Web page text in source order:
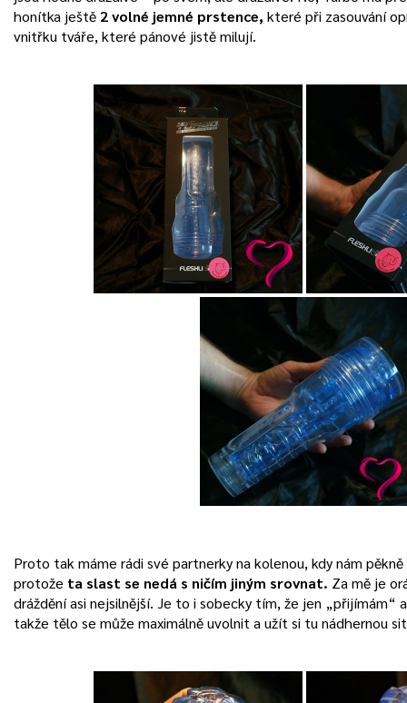
honítka ještě 2 volné jemné prstence, které při zasouvání
vnitřku tváře, které pánové jistě milují.
Proto tak máme rádi své partnerky na kolenou, kdy nám
protože ta slast se nedá s ničím jiným srovnat. Za mě je
dráždění asi nejsilnější. Je to i sobecky tím, že jen „přijímám“
takže tělo se může maximálně uvolnit a užít si tu nádhernou